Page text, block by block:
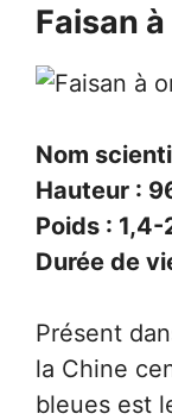
Faisan
Nom
Hauteur :
Poids :
Durée de
Présent
la Chine
bleues est